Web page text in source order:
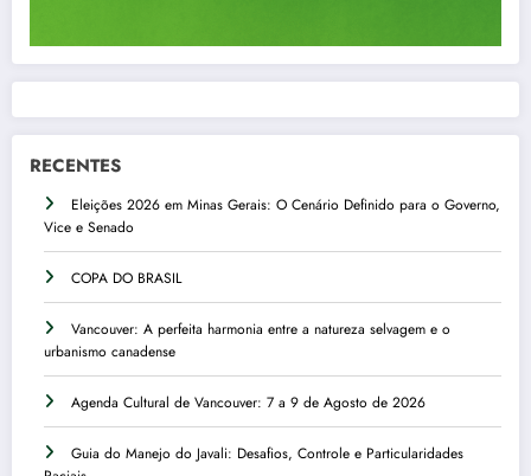
RECENTES
Eleições 2026 em Minas Gerais: O Cenário Definido para o Governo,
Vice e Senado
COPA DO BRASIL
Vancouver: A perfeita harmonia entre a natureza selvagem e o
urbanismo canadense
Agenda Cultural de Vancouver: 7 a 9 de Agosto de 2026
Guia do Manejo do Javali: Desafios, Controle e Particularidades